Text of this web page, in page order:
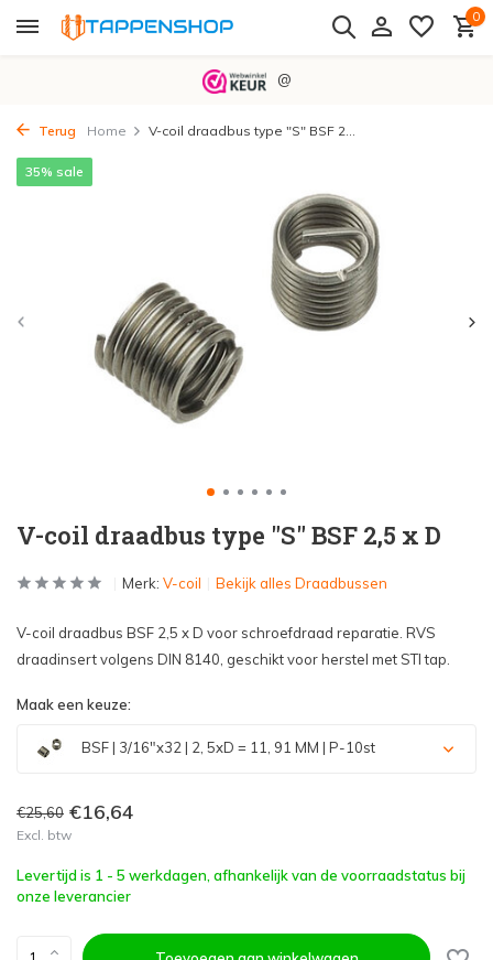
0
@
Terug Home V-coil draadbus type "S" BSF 2...
V-coil draadbus type "S" BSF 2,5 x D
35% sale
Merk: V-coil Bekijk alles Draadbussen
V-coil draadbus BSF 2,5 x D voor schroefdraad reparatie. RVS
draadinsert volgens DIN 8140, geschikt voor herstel met STI tap.
Maak een keuze:
BSF | 3/16"x32 | 2, 5xD = 11, 91 MM | P-10st
€25,60 €16,64
Excl. btw
Levertijd is 1 - 5 werkdagen, afhankelijk van de voorraadstatus bij
onze leverancier